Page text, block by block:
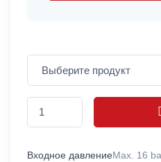
Входное давлениеMax. 16